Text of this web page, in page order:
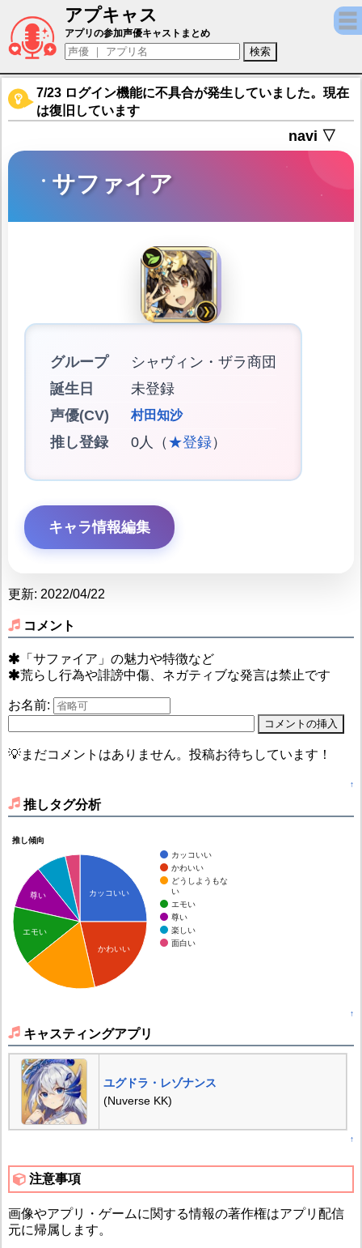
アプキャス
サファイア（声優：村田知沙)【ユグドラ・
アプリの参加声優キャストまとめ
7/23 ログイン機能に不具合が発生していました。現在
は復旧しています
navi ▽
サファイア
グループ
シャヴィン・ザラ商団
誕生日
未登録
声優(CV)
村田知沙
推し登録 0人（ ★登録）
キャラ情報編集
更新: 2022/04/22
コメント
「サファイア」の魅力や特徴など
荒らし行為や誹謗中傷、ネガティブな発言は禁止です
お名前:
💡まだコメントはありません。投稿お待ちしています！
↑
推しタグ分析
推し傾向
カッコいい
かわいい
どうしようもな
い
エモい
尊い
楽しい
面白い
カッコいい
かわいい
尊い
エモい
↑
キャスティングアプリ
ユグドラ・レゾナンス
(Nuverse KK)
↑
注意事項
画像やアプリ・ゲームに関する情報の著作権はアプリ配信
元に帰属します。